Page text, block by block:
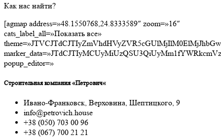
Как нас найти?
[agmap address=»48.1550768,24.8333589″ zoom=»16″
cats_label_all=»Показать все»
popup_editor=»
Строительная компания «Петрович«
Ивано-Франковск, Верховина, Шептицкого, 9
info@petrovich.house
+38 (050) 703 00 96
+38 (067) 700 21 21